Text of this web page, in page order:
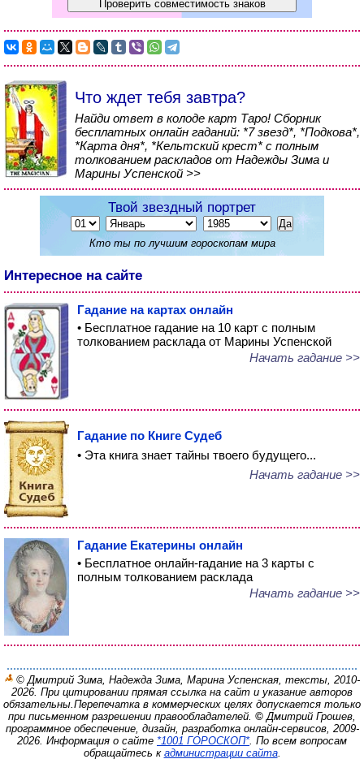
Что ждет тебя завтра?
Найди ответ в колоде карт Таро! Сборник
бесплатных онлайн гаданий: *7 звезд*, *Подкова*,
*Карта дня*, *Кельтский крест* с полным
толкованием раскладов от Надежды Зима и
Марины Успенской >>
Твой звездный портрет
Кто ты по лучшим гороскопам мира
Интересное на сайте
Гадание на картах онлайн
• Бесплатное гадание на 10 карт с полным
толкованием расклада от Марины Успенской
Начать гадание >>
Гадание по Книге Судеб
• Эта книга знает тайны твоего будущего...
Начать гадание >>
Гадание Екатерины онлайн
• Бесплатное онлайн-гадание на 3 карты с
полным толкованием расклада
Начать гадание >>
© Дмитрий Зима, Надежда Зима, Марина Успенская, тексты, 2010-
2026. При цитировании прямая ссылка на сайт и указание авторов
обязательны.Перепечатка в коммерческих целях допускается только
при письменном разрешении правообладателей. © Дмитрий Грошев,
программное обеспечение, дизайн, разработка онлайн-сервисов, 2009-
2026. Информация о сайте *1001 ГОРОСКОП*. По всем вопросам
обращайтесь к администрации сайта.